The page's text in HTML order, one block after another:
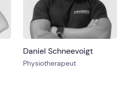
Daniel Schneevoigt
Physiotherapeut